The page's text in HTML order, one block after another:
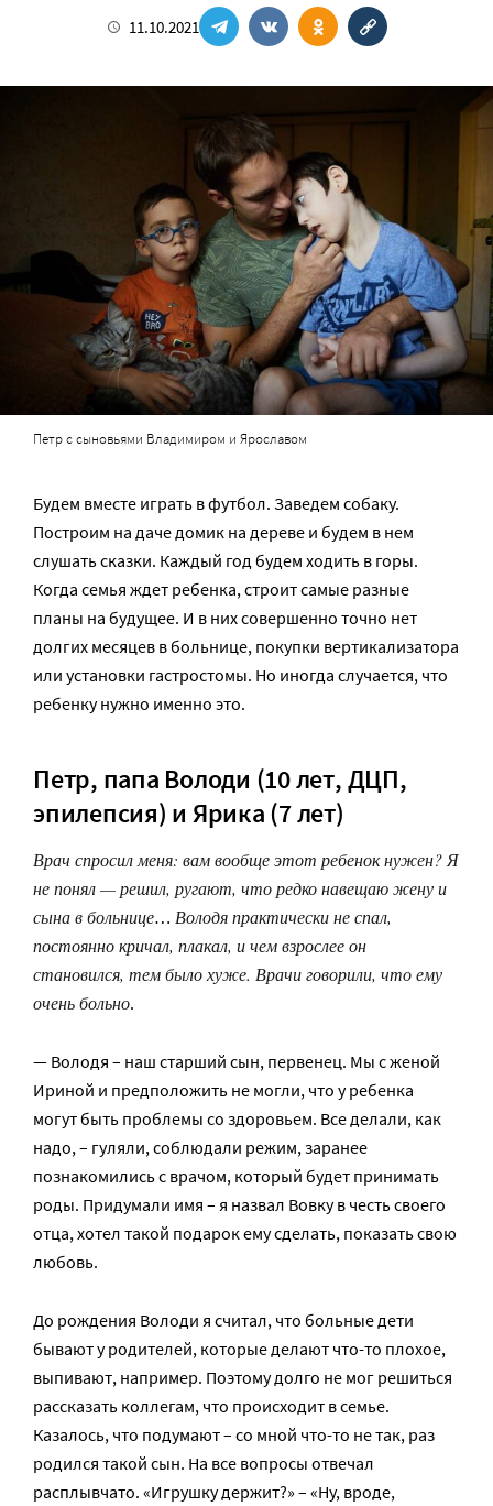
11.10.2021
Петр с сыновьями Владимиром и Ярославом
Будем вместе играть в футбол. Заведем собаку.
Построим на даче домик на дереве и будем в нем
слушать сказки. Каждый год будем ходить в горы.
Когда семья ждет ребенка, строит самые разные
планы на будущее. И в них совершенно точно нет
долгих месяцев в больнице, покупки вертикализатора
или установки гастростомы. Но иногда случается, что
ребенку нужно именно это.
Петр, папа Володи (10 лет, ДЦП,
эпилепсия) и Ярика (7 лет)
Врач спросил меня: вам вообще этот ребенок нужен? Я
не понял — решил, ругают, что редко навещаю жену и
сына в больнице… Володя практически не спал,
постоянно кричал, плакал, и чем взрослее он
становился, тем было хуже. Врачи говорили, что ему
очень больно.
— Володя – наш старший сын, первенец. Мы с женой
Ириной и предположить не могли, что у ребенка
могут быть проблемы со здоровьем. Все делали, как
надо, – гуляли, соблюдали режим, заранее
познакомились с врачом, который будет принимать
роды. Придумали имя – я назвал Вовку в честь своего
отца, хотел такой подарок ему сделать, показать свою
любовь.
До рождения Володи я считал, что больные дети
бывают у родителей, которые делают что-то плохое,
выпивают, например. Поэтому долго не мог решиться
рассказать коллегам, что происходит в семье.
Казалось, что подумают – со мной что-то не так, раз
родился такой сын. На все вопросы отвечал
расплывчато. «Игрушку держит?» – «Ну, вроде,